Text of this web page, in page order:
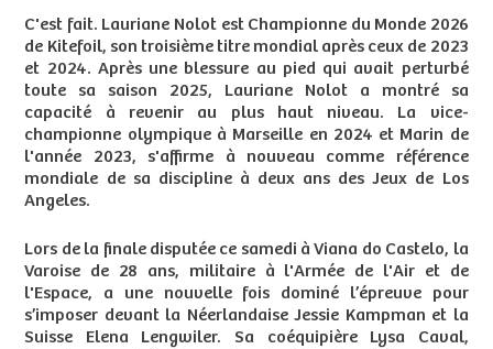
C'est fait. Lauriane Nolot est Championne du Monde 2026
de Kitefoil, son troisième titre mondial après ceux de 2023
et 2024. Après une blessure au pied qui avait perturbé
toute sa saison 2025, Lauriane Nolot a montré sa
capacité à revenir au plus haut niveau. La vice-
championne olympique à Marseille en 2024 et Marin de
l'année 2023, s'affirme à nouveau comme référence
mondiale de sa discipline à deux ans des Jeux de Los
Angeles.
Lors de la finale disputée ce samedi à Viana do Castelo, la
Varoise de 28 ans, militaire à l'Armée de l'Air et de
l'Espace, a une nouvelle fois dominé l’épreuve pour
s’imposer devant la Néerlandaise Jessie Kampman et la
Suisse Elena Lengwiler. Sa coéquipière Lysa Caval,